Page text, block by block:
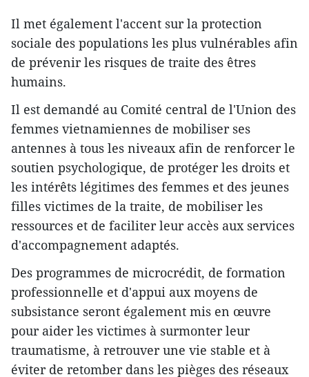
Il met également l'accent sur la protection
sociale des populations les plus vulnérables afin
de prévenir les risques de traite des êtres
humains.
Il est demandé au Comité central de l'Union des
femmes vietnamiennes de mobiliser ses
antennes à tous les niveaux afin de renforcer le
soutien psychologique, de protéger les droits et
les intérêts légitimes des femmes et des jeunes
filles victimes de la traite, de mobiliser les
ressources et de faciliter leur accès aux services
d'accompagnement adaptés.
Des programmes de microcrédit, de formation
professionnelle et d'appui aux moyens de
subsistance seront également mis en œuvre
pour aider les victimes à surmonter leur
traumatisme, à retrouver une vie stable et à
éviter de retomber dans les pièges des réseaux